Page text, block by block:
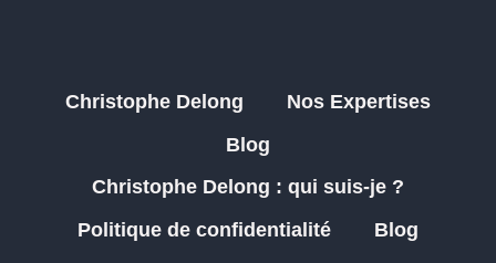
Christophe Delong
Nos Expertises
Blog
Christophe Delong : qui suis-je ?
Politique de confidentialité
Blog